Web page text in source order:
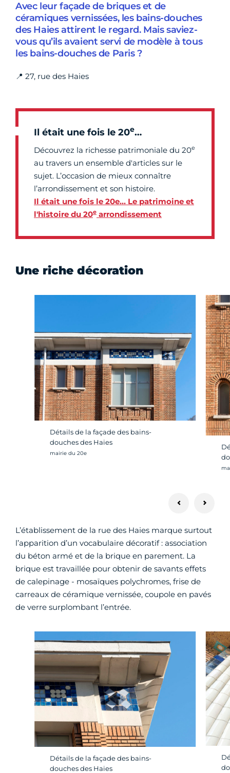
Avec leur façade de briques et de
céramiques vernissées, les bains-douches
des Haies attirent le regard. Mais saviez-
vous qu’ils avaient servi de modèle à tous
les bains-douches de Paris ?
📍 27, rue des Haies
Il était une fois le 20e…
Découvrez la richesse patrimoniale du 20e
au travers un ensemble d'articles sur le
sujet. L’occasion de mieux connaître
l’arrondissement et son histoire.
Il était une fois le 20e… Le patrimoine et
l'histoire du 20e arrondissement
Une riche décoration
Détails de la façade des bains-
douches des Haies
Crédit photo :
mairie du 20e
L’établissement de la rue des Haies marque surtout
l’apparition d’un vocabulaire décoratif : association
du béton armé et de la brique en parement. La
brique est travaillée pour obtenir de savants effets
de calepinage - mosaïques polychromes, frise de
carreaux de céramique vernissée, coupole en pavés
de verre surplombant l’entrée.
Détails de la façade des bains-
douches des Haies